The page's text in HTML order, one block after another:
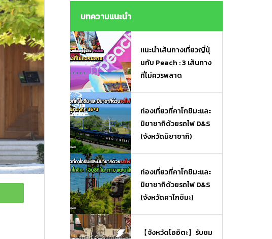
บทความแนะนำ
แนะนำเส้นทางเที่ยวญี่ปุ่
นกับ Peach : 3 เส้นทาง
ที่ไม่ควรพลาด
ท่องเที่ยวที่คาโกชิมะและ
มิยาซากิด้วยรถไฟ D&S
(จังหวัดมิยาซากิ)
ท่องเที่ยวที่คาโกชิมะและ
มิยาซากิด้วยรถไฟ D&S
(จังหวัดคาโกชิมะ)
【จังหวัดโออิตะ】รับชม